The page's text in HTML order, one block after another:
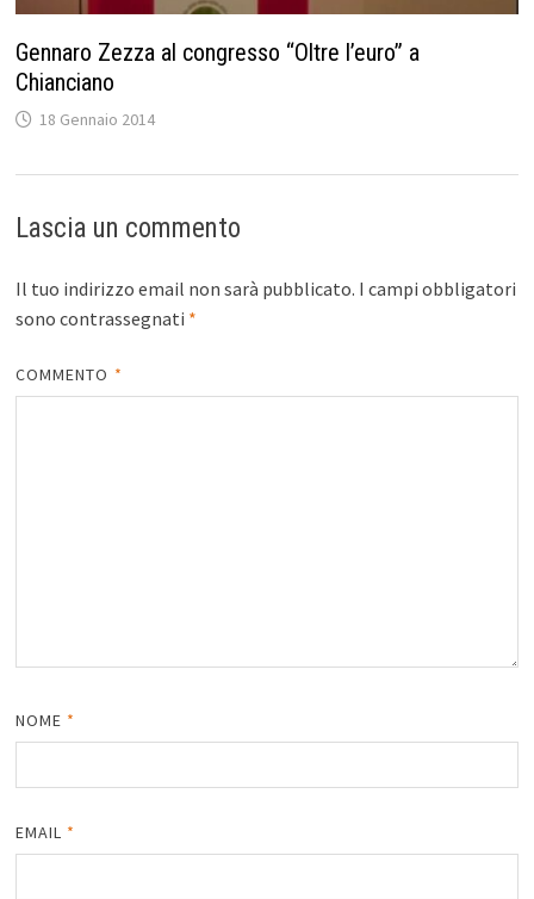
Gennaro Zezza al congresso “Oltre l’euro” a
Chianciano
18 Gennaio 2014
Lascia un commento
Il tuo indirizzo email non sarà pubblicato. I campi obbligatori
sono contrassegnati *
COMMENTO *
NOME *
EMAIL *